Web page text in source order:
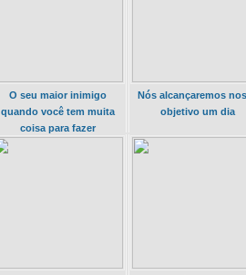
O seu maior inimigo
quando você tem muita
coisa para fazer
Nós alcançaremos
objetivo um dia